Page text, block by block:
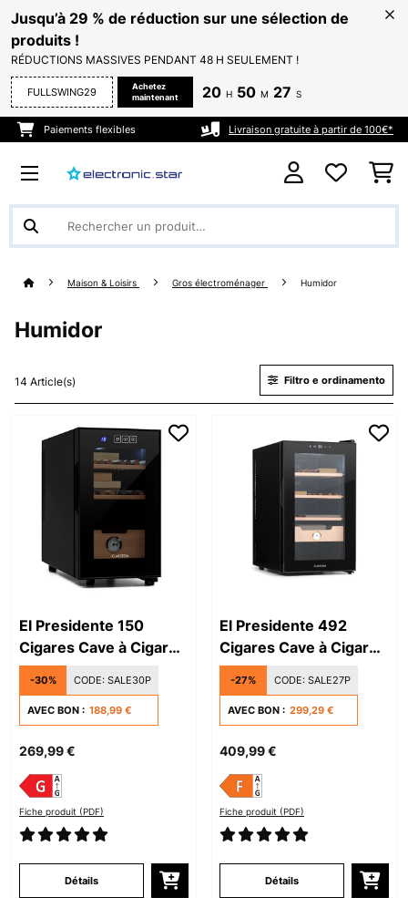
Jusqu’à 29 % de réduction sur une sélection de
produits !
RÉDUCTIONS MASSIVES PENDANT 48 H SEULEMENT !
FULLSWING29
Achetez
maintenant
20 H 50 M 26 S
Paiements flexibles Livraison gratuite à partir de 100€*
Maison & Loisirs Gros électroménager Humidor
Humidor
14 Article(s) Filtro e ordinamento
El Presidente 150
Cigares Cave à Cigare
et Cave à Vin Noir
-30% CODE: SALE30P
AVEC BON : 188,99 €
269,99 €
Fiche produit (PDF)
Détails
El Presidente 492
Cigares Cave à Cigare
Noir
-27% CODE: SALE27P
AVEC BON : 299,29 €
409,99 €
Fiche produit (PDF)
Détails